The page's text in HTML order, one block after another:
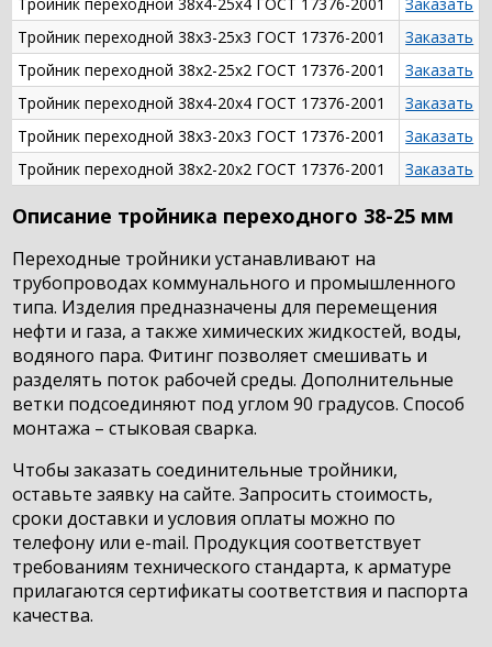
Тройник переходной 38х4-25х4 ГОСТ 17376-2001
Заказать
Тройник переходной 38х3-25х3 ГОСТ 17376-2001
Заказать
Тройник переходной 38х2-25х2 ГОСТ 17376-2001
Заказать
Тройник переходной 38х4-20х4 ГОСТ 17376-2001
Заказать
Тройник переходной 38х3-20х3 ГОСТ 17376-2001
Заказать
Тройник переходной 38х2-20х2 ГОСТ 17376-2001
Заказать
Описание тройника переходного 38-25 мм
Переходные тройники устанавливают на
трубопроводах коммунального и промышленного
типа. Изделия предназначены для перемещения
нефти и газа, а также химических жидкостей, воды,
водяного пара. Фитинг позволяет смешивать и
разделять поток рабочей среды. Дополнительные
ветки подсоединяют под углом 90 градусов. Способ
монтажа – стыковая сварка.
Чтобы заказать соединительные тройники,
оставьте заявку на сайте. Запросить стоимость,
сроки доставки и условия оплаты можно по
телефону или e-mail. Продукция соответствует
требованиям технического стандарта, к арматуре
прилагаются сертификаты соответствия и паспорта
качества.